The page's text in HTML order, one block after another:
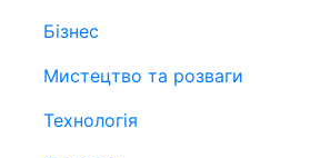
Бізнес
Мистецтво та розваги
Технологія